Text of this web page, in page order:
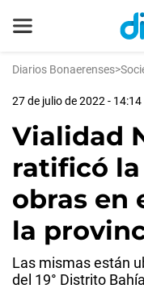
Diarios Bonaerenses>
27 de julio de 2022 - 14:14
Vialidad
ratificó
obras en
la
Las mismas están
del 19° Distrito